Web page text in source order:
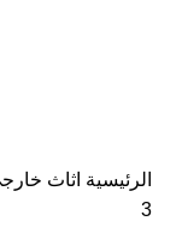
الرئيسية اثاث
3